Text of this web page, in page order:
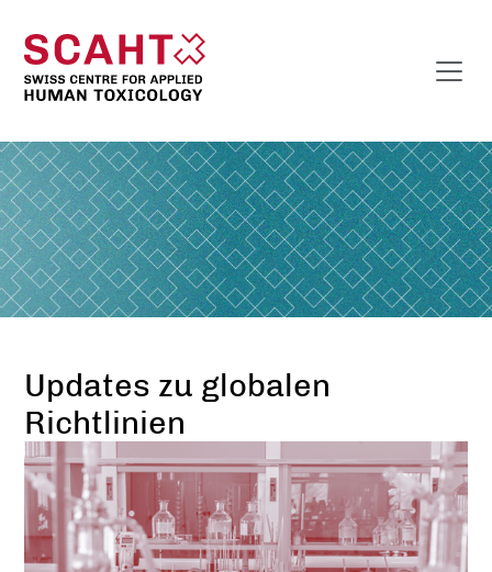
Updates zu globalen
Richtlinien